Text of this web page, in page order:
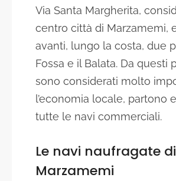
Via Santa Margherita,
centro città di Marzamemi,
avanti, lungo la costa, due
Fossa e il Balata. Da questi
sono considerati molto
l’economia locale, partono
tutte le navi commerciali.
Le navi naufragate di
Marzamemi